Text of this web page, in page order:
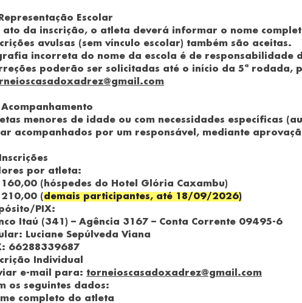
Escolar
ato da inscrição, o atleta deverá informar o nome
avulsas (sem vínculo escolar) também são aceitas.
incorreta do nome da escola é de responsabilidade
poderão ser solicitadas até o início da 5ª rodada,
menores de idade ou com necessidades específicas
acompanhados por um responsável, mediante
por atleta:
160,00 (hóspedes do Hotel Glória Caxambu)
210,00 (demais participantes, até 18/09/2026)
PIX:
Itaú (341) – Agência 3167 – Conta Corrente 09495-6
Luciane Sepúlveda Viana
66288339687
Individual
e-mail para: torneioscasadoxadrez@gmail.com
os seguintes dados:
completo do atleta